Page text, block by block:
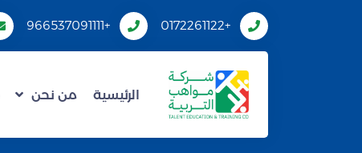
+0172261122
+966537091111
الرئيسية من نحن